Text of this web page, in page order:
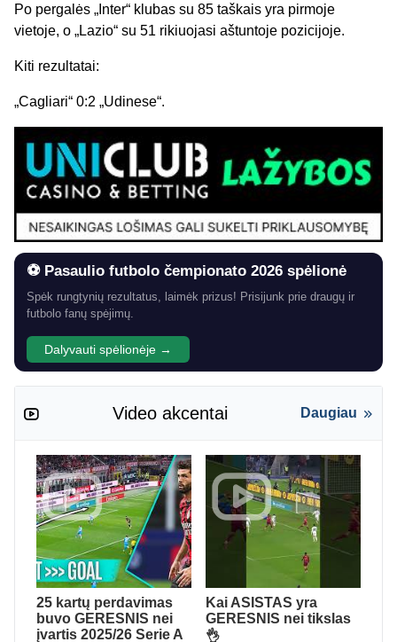
Po pergalės „Inter“ klubas su 85 taškais yra pirmoje
vietoje, o „Lazio“ su 51 rikiuojasi aštuntoje pozicijoje.
Kiti rezultatai:
„Cagliari“ 0:2 „Udinese“.
⚽ Pasaulio futbolo čempionato 2026 spėlionė
Spėk rungtynių rezultatus, laimėk prizus! Prisijunk prie draugų ir
futbolo fanų spėjimų.
Dalyvauti spėlionėje →
Video akcentai Daugiau
25 kartų perdavimas
buvo GERESNIS nei
įvartis 2025/26 Serie A
Kai ASISTAS yra
GERESNIS nei tikslas
👌